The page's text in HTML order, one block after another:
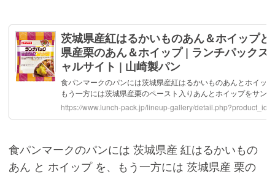
食パンマークのパンには 茨城県産 紅はるかいもの
あん と ホイップ を、もう一方には 茨城県産 栗の